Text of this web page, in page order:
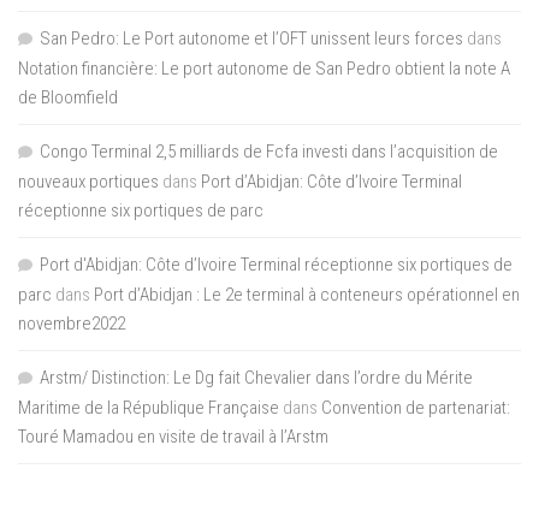
San Pedro: Le Port autonome et l’OFT unissent leurs forces dans
Notation financière: Le port autonome de San Pedro obtient la note A
de Bloomfield
Congo Terminal 2,5 milliards de Fcfa investi dans l’acquisition de
nouveaux portiques dans Port d’Abidjan: Côte d’Ivoire Terminal
réceptionne six portiques de parc
Port d'Abidjan: Côte d’Ivoire Terminal réceptionne six portiques de
parc dans Port d’Abidjan : Le 2e terminal à conteneurs opérationnel en
novembre2022
Arstm/ Distinction: Le Dg fait Chevalier dans l’ordre du Mérite
Maritime de la République Française dans Convention de partenariat:
Touré Mamadou en visite de travail à l’Arstm